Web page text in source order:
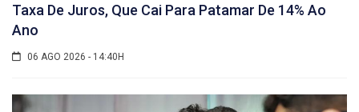
Taxa De Juros, Que Cai Para Patamar De 14% Ao
Ano
06 AGO 2026 - 14:40H